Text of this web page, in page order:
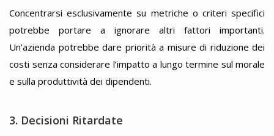
Concentrarsi esclusivamente su metriche o criteri specifici
potrebbe portare a ignorare altri fattori importanti.
Un’azienda potrebbe dare priorità a misure di riduzione dei
costi senza considerare l’impatto a lungo termine sul morale
e sulla produttività dei dipendenti.
3. Decisioni Ritardate